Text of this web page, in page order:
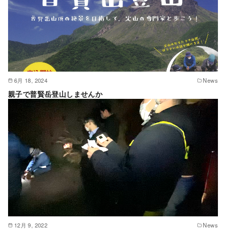
6月 18, 2024 News
親子で普賢岳登山しませんか
12月 9, 2022 News